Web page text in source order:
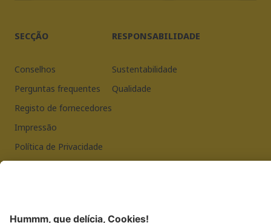
SECÇÃO
Conselhos
Perguntas frequentes
Registo de fornecedores
Impressão
Política de Privacidade
RESPONSABILIDADE
Sustentabilidade
Qualidade